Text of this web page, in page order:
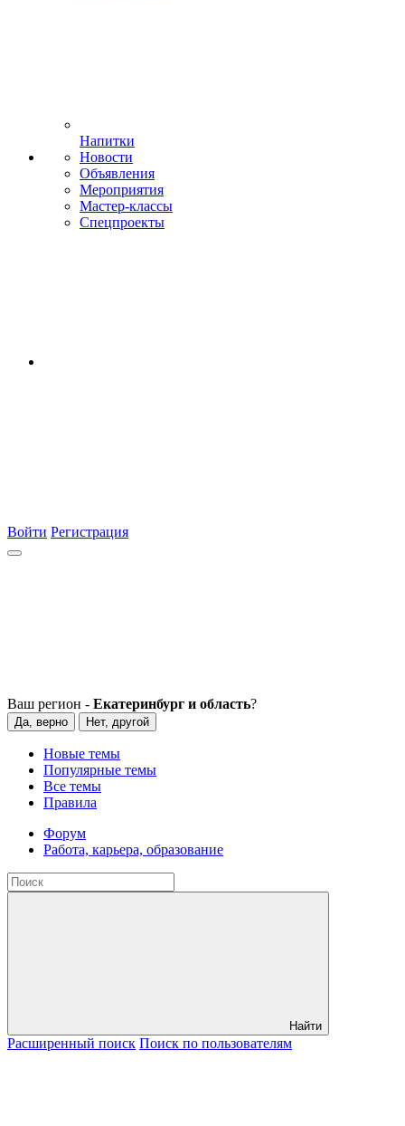
Напитки
Новости
Объявления
Мероприятия
Мастер-классы
Спецпроекты
Войти Регистрация
Ваш регион - Екатеринбург и область?
Да, верно Нет, другой
Новые темы
Популярные темы
Все темы
Правила
Форум
Работа, карьера, образование
Найти
Расширенный поиск Поиск по пользователям